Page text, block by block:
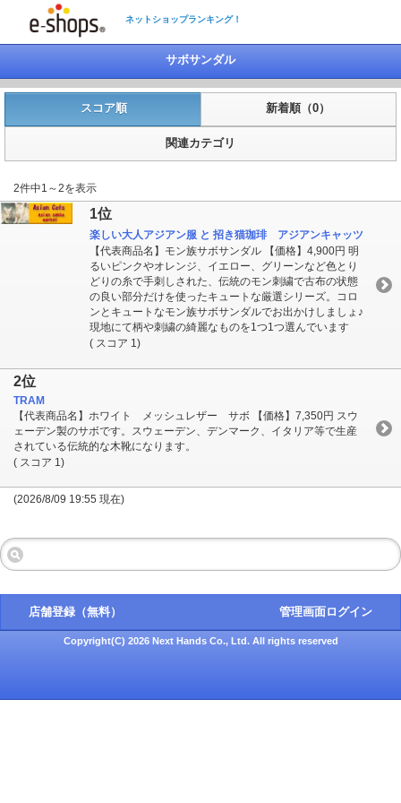
ネットショップランキング！
サボサンダル
スコア順 新着順（0）
関連カテゴリ
2件中1～2を表示
1位
楽しい大人アジアン服 と 招き猫珈琲 アジアンキャッツ
【代表商品名】モン族サボサンダル 【価格】4,900円 明
るいピンクやオレンジ、イエロー、グリーンなど色とり
どりの糸で手刺しされた、伝統のモン刺繍で古布の状態
の良い部分だけを使ったキュートな厳選シリーズ。コロ
ンとキュートなモン族サボサンダルでお出かけしましょ♪
現地にて柄や刺繍の綺麗なものを1つ1つ選んでいます
( スコア 1)
2位
TRAM
【代表商品名】ホワイト メッシュレザー サボ 【価格】7,350円 スウ
ェーデン製のサボです。スウェーデン、デンマーク、イタリア等で生産
されている伝統的な木靴になります。
( スコア 1)
(2026/8/09 19:55 現在)
店舗登録（無料） 管理画面ログイン
Copyright(C) 2026 Next Hands Co., Ltd. All rights reserved